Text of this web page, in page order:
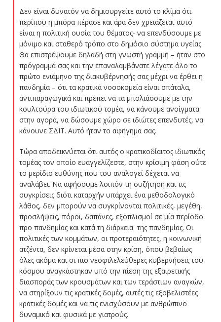
Δεν είναι δυνατόν να δημιουργείτε αυτό το κλίμα ότι
περίπου η μπόρα πέρασε και άρα δεν χρειάζεται-αυτό
είναι η πολιτική ουσία του θέματος- να επενδύσουμε με
μόνιμο και σταθερό τρόπο στο δημόσιο σύστημα υγείας.
Θα επιστρέψουμε δηλαδή στη γνωστή γραμμή – ήταν στο
πρόγραμμά σας και την επαναλαμβάνατε λέγατε όλο το
πρώτο ενιάμηνο της διακυβέρνησής σας μέχρι να έρθει η
πανδημία – ότι τα κρατικά νοσοκομεία είναι σπάταλα,
αντιπαραγωγικά και πρέπει να τα μπολιάσουμε με την
κουλτούρα του ιδιωτικού τομέα, να κάνουμε ανοίγματα
στην αγορά, να δώσουμε χώρο σε ιδιώτες επενδυτές, να
κάνουνε ΣΔΙΤ. Αυτό ήταν το αφήγημα σας.
Τώρα αποδεικνύεται ότι αυτός ο κρατικοδίαιτος ιδιωτικός
τομέας τον οποίο ευαγγελίζεστε, στην κρίσιμη φάση ούτε
το μερίδιο ευθύνης που του αναλογεί δέχεται να
αναλάβει. Να αφήσουμε λοιπόν τη συζήτηση και τις
συγκρίσεις διότι καταρχήν υπάρχει ένα μεθοδολογικό
λάθος, δεν μπορούν να συγκρίνονται πολιτικές, μεγέθη,
προσλήψεις, πόροι, δαπάνες, εξοπλισμοί σε μία περίοδο
προ πανδημίας και κατά τη διάρκεια της πανδημίας. Οι
πολιτικές των κομμάτων, οι προτεραιότητες, η κοινωνική
ατζέντα, δεν κρίνεται μέσα στην κρίση, όπου βεβαίως
όλες ακόμα και οι πιο νεοφιλελεύθερες κυβερνήσεις του
κόσμου αναγκάστηκαν υπό την πίεση της εξαιρετικής
διασποράς των κρουσμάτων και των τεράστιων αναγκών,
να στηρίξουν τις κρατικές δομές, αυτές τις εξοβελιστέες
κρατικές δομές και να τις ενισχύσουν με ανθρώπινο
δυναμικό και φυσικά με γιατρούς.